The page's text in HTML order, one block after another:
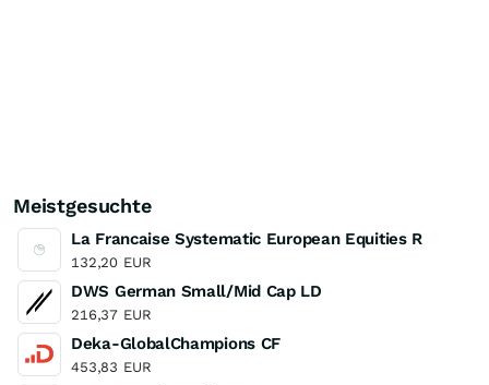
Meistgesuchte
La Francaise Systematic European Equities R
132,20 EUR
DWS German Small/Mid Cap LD
216,37 EUR
Deka-GlobalChampions CF
453,83 EUR